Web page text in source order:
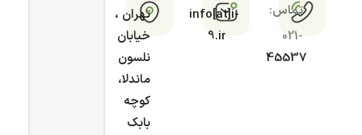
تماس:
021-
45537
info[at]i-
9.ir
تهران ،
خیابان
نلسون
ماندلا،
کوچه
بابک